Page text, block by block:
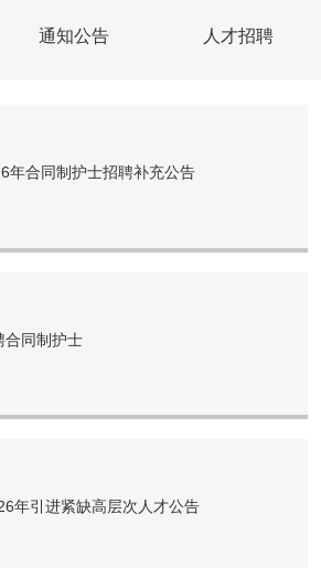
通知公告 人才招聘
年合同制护士招聘补充公告
合同制护士
年引进紧缺高层次人才公告